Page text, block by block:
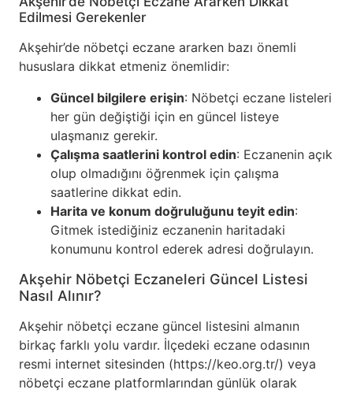
Edilmesi Gerekenler
Akşehir’de nöbetçi eczane ararken bazı önemli
hususlara dikkat etmeniz önemlidir:
Güncel bilgilere erişin: Nöbetçi eczane listeleri
her gün değiştiği için en güncel listeye
ulaşmanız gerekir.
Çalışma saatlerini kontrol edin: Eczanenin açık
olup olmadığını öğrenmek için çalışma
saatlerine dikkat edin.
Harita ve konum doğruluğunu teyit edin:
Gitmek istediğiniz eczanenin haritadaki
konumunu kontrol ederek adresi doğrulayın.
Akşehir Nöbetçi Eczaneleri Güncel Listesi
Nasıl Alınır?
Akşehir nöbetçi eczane güncel listesini almanın
birkaç farklı yolu vardır. İlçedeki eczane odasının
resmi internet sitesinden (https://keo.org.tr/) veya
nöbetçi eczane platformlarından günlük olarak